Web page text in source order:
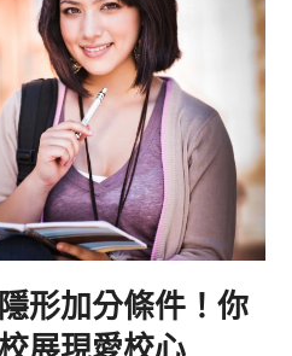
形加分條件！你
展現愛校心